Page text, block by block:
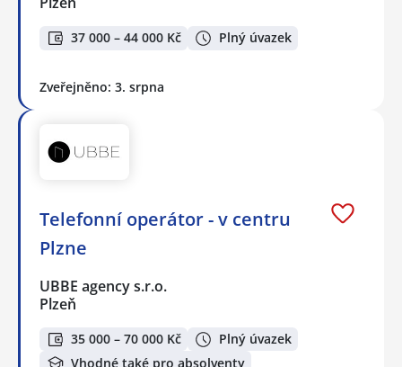
37 000 – 44 000 Kč Plný úvazek
Zveřejněno: 3. srpna
Telefonní operátor - v centru
Plzne
UBBE agency s.r.o.
Plzeň
35 000 – 70 000 Kč
Plný úvazek
Vhodné také pro absolventy